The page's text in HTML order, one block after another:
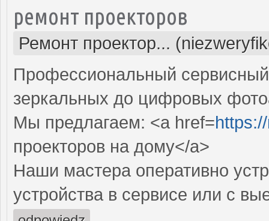
ремонт проекторов
Ремонт проектор...
Профессиональный
зеркальных до цифровых
Мы предлагаем: <a href=
проекторов на дому</a>
Наши мастера оперативно
устройства в сервисе или с